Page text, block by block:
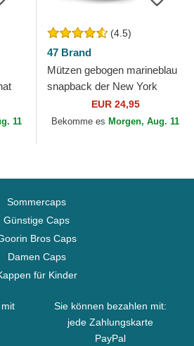
11
(4.5)
47 Brand
Mützen gebogen marineblau
snapback der New York
Yankees MLB von 47 Brand
EUR 24,95
Bekomme es Morgen, Aug. 11
Sommercaps
Günstige Caps
Bros Caps
Damen Caps
für Kinder
Sie können bezahlen mit:
jede Zahlungskarte
PayPal